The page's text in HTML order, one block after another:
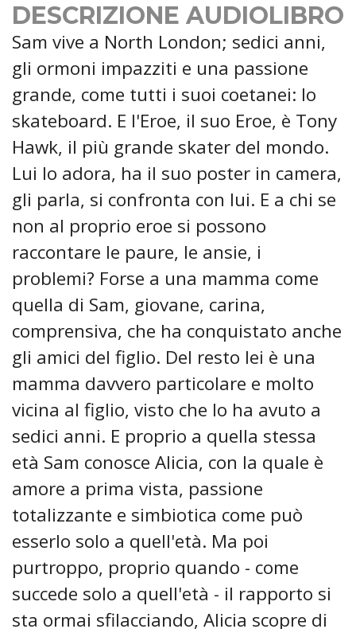
DESCRIZIONE AUDIOLIBRO
Sam vive a North London; sedici anni,
gli ormoni impazziti e una passione
grande, come tutti i suoi coetanei: lo
skateboard. E l'Eroe, il suo Eroe, è Tony
Hawk, il più grande skater del mondo.
Lui lo adora, ha il suo poster in camera,
gli parla, si confronta con lui. E a chi se
non al proprio eroe si possono
raccontare le paure, le ansie, i
problemi? Forse a una mamma come
quella di Sam, giovane, carina,
comprensiva, che ha conquistato anche
gli amici del figlio. Del resto lei è una
mamma davvero particolare e molto
vicina al figlio, visto che lo ha avuto a
sedici anni. E proprio a quella stessa
età Sam conosce Alicia, con la quale è
amore a prima vista, passione
totalizzante e simbiotica come può
esserlo solo a quell'età. Ma poi
purtroppo, proprio quando - come
succede solo a quell'età - il rapporto si
sta ormai sfilacciando, Alicia scopre di